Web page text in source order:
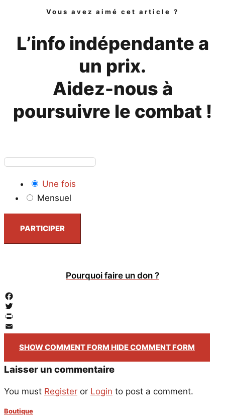
Vous avez aimé cet article ?
L’info indépendante a
un prix.
Aidez-nous à
poursuivre le combat !
Une fois
Mensuel
PARTICIPER
Pourquoi faire un don ?
Facebook
Twitter
PrintFriendly
Email
SHOW COMMENT FORM HIDE COMMENT FORM
Laisser un commentaire
You must Register or Login to post a comment.
Boutique